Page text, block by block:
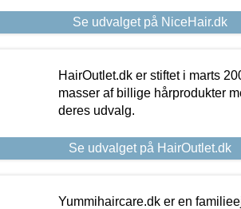
Se udvalget på NiceHair.dk
HairOutlet.dk er stiftet i marts
masser af billige hårprodukter
deres udvalg.
Se udvalget på HairOutlet.dk
Yummihaircare.dk er en